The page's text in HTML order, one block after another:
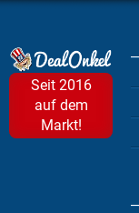
Seit 2016
auf dem
Markt!